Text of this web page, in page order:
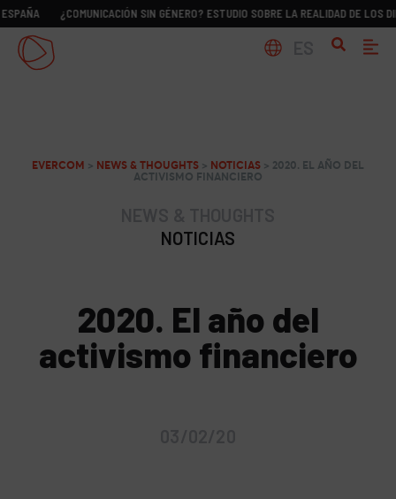
¿COMUNICACIÓN SIN GÉNERO? ESTUDIO SOBRE LA REALIDAD DE LOS DIRCOM
EVERCOM > NEWS & THOUGHTS > NOTICIAS > 2020. EL AÑO DEL
ACTIVISMO FINANCIERO
NOTICIAS
2020. El año del
activismo financiero